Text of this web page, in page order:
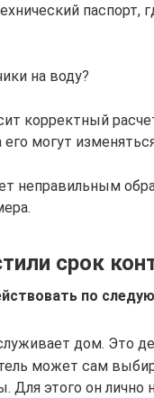
паспорт,
на воду?
корректный
могут
неправильным
срок
по
дом. Это
может сам
Для этого он лично